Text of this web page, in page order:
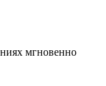
мгновенно